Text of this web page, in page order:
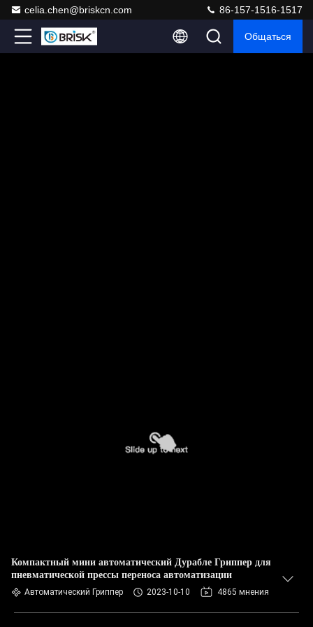
celia.chen@briskcn.com 86-157-1516-1517
Общаться
Компактный мини автоматический Дурабле Гриппер для
пневматической прессы переноса автоматизации
Автоматический Гриппер 2023-10-10 4865 мнения